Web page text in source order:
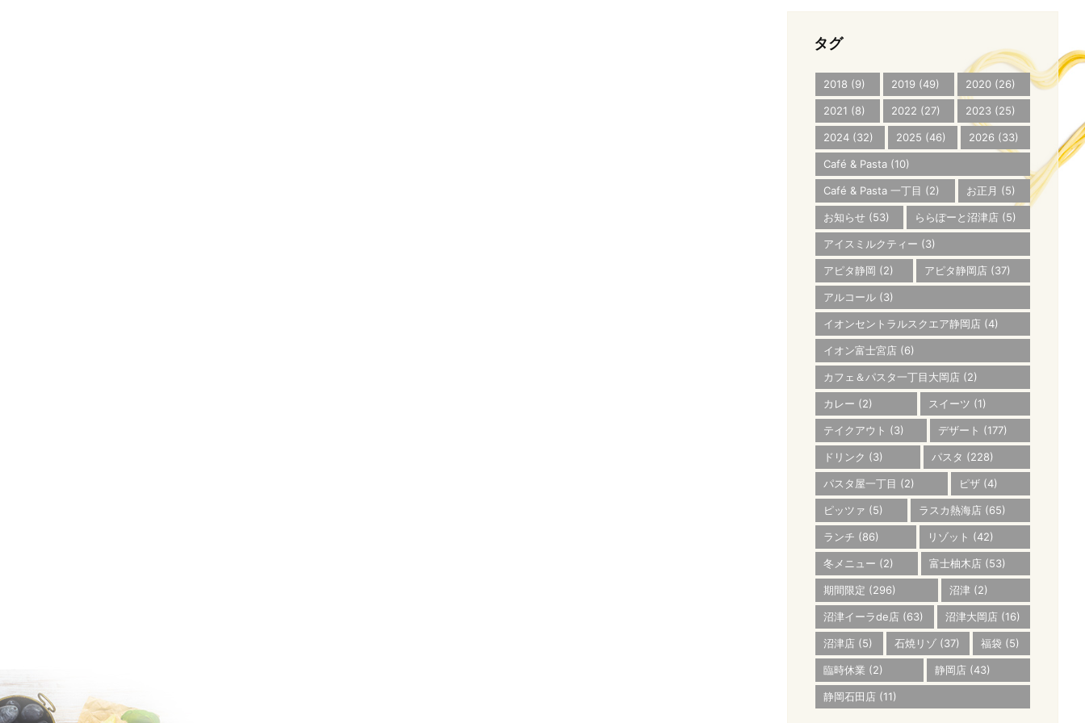
タグ
2018 (9) 2019 (49) 2020 (26)
2021 (8) 2022 (27) 2023 (25)
2024 (32) 2025 (46) 2026 (33)
Café & Pasta (10)
Café & Pasta 一丁目 (2) お正月 (5)
お知らせ (53) ららぽーと沼津店 (5)
アイスミルクティー (3)
アピタ静岡 (2) アピタ静岡店 (37)
アルコール (3)
イオンセントラルスクエア静岡店 (4)
イオン富士宮店 (6)
カフェ＆パスタ一丁目大岡店 (2)
カレー (2) スイーツ (1)
テイクアウト (3) デザート (177)
ドリンク (3) パスタ (228)
パスタ屋一丁目 (2) ピザ(4)
ピッツァ (5) ラスカ熱海店 (65)
ランチ (86) リゾット (42)
冬メニュー (2) 富士柚木店 (53)
期間限定 (296) 沼津 (2)
沼津イーラde店 (63) 沼津大岡店(16)
沼津店 (5) 石焼リゾ(37) 福袋 (5)
臨時休業 (2) 静岡店(43)
静岡石田店 (11)